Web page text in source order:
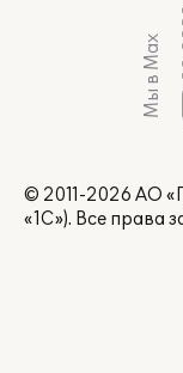
Мы в Max
© 2011-2026 АО
«1С»). Все права